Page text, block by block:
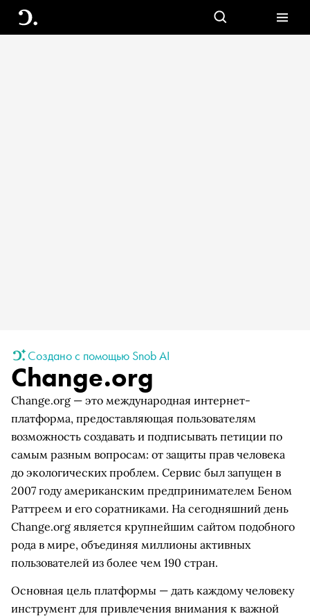
Создано с помощью Snob AI
Change.org
Change.org — это международная интернет-
платформа, предоставляющая пользователям
возможность создавать и подписывать петиции по
самым разным вопросам: от защиты прав человека
до экологических проблем. Сервис был запущен в
2007 году американским предпринимателем Беном
Раттреем и его соратниками. На сегодняшний день
Change.org является крупнейшим сайтом подобного
рода в мире, объединяя миллионы активных
пользователей из более чем 190 стран.
Основная цель платформы — дать каждому человеку
инструмент для привлечения внимания к важной